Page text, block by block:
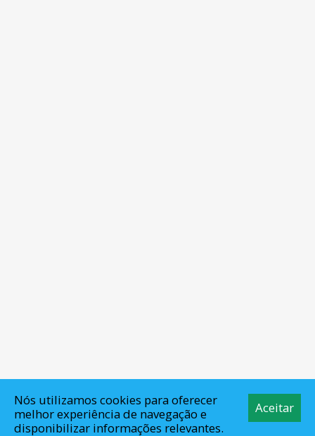
Aceitar
Nós utilizamos cookies para oferecer
melhor experiência de navegação e
disponibilizar informações relevantes.